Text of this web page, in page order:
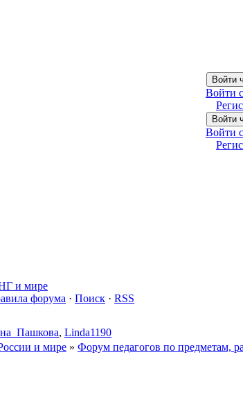
Войти
Войти
Войти
Войти
и мире
форума · Поиск · RSS
, Linda1190
и мире » Форум педагогов по предметам,